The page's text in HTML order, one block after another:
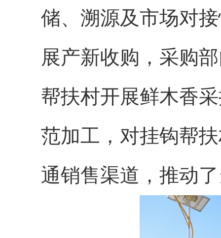
储、溯源及市场对
展产新收购，采购
帮扶村开展鲜木香
范加工，对挂钩帮
通销售渠道，推动